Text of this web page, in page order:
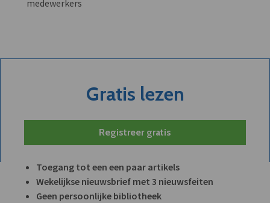
medewerkers
Gratis lezen
Registreer gratis
Toegang tot een een paar artikels
Wekelijkse nieuwsbrief met 3 nieuwsfeiten
Geen persoonlijke bibliotheek